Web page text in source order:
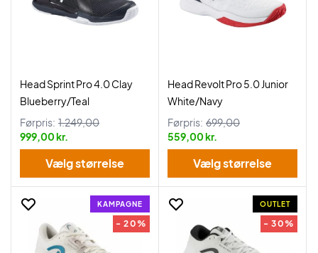
Head Sprint Pro 4.0 Clay
Blueberry/Teal
Førpris: 1.249,00
999,00 kr.
Vælg størrelse
Head Revolt Pro 5.0 Junior
White/Navy
Førpris: 699,00
559,00 kr.
Vælg størrelse
KAMPAGNE
- 20%
OUTLET
- 30%